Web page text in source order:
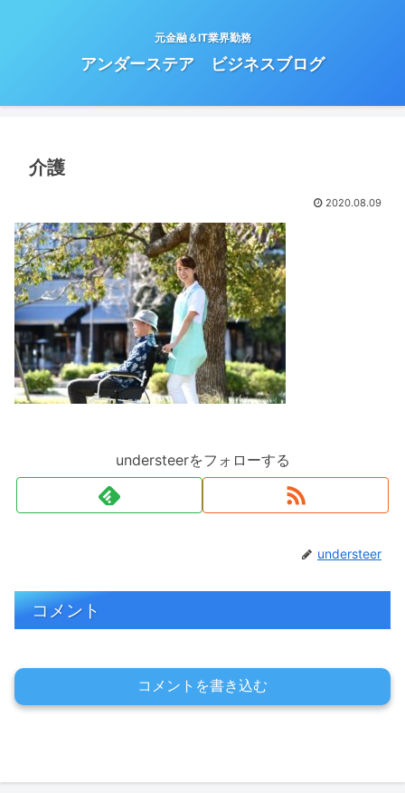
元金融＆IT業界勤務
アンダーステア ビジネスブログ
介護
2020.08.09
understeerをフォローする
understeer
コメント
コメントを書き込む